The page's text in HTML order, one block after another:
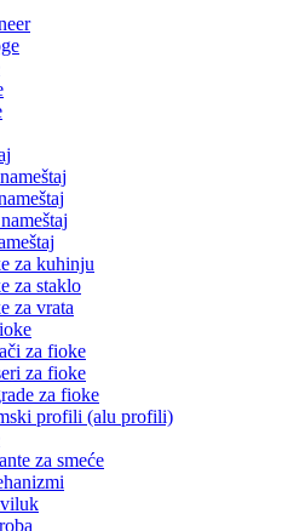
za kuhinju
za staklo
za vrata
za fioke
za fioke
za fioke
profili (alu profili)
za smeće